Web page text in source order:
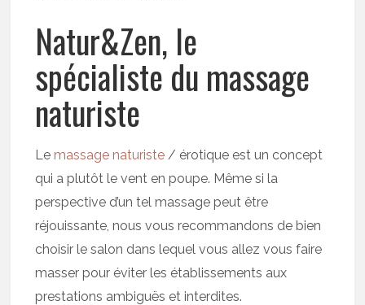
Natur&Zen, le
spécialiste du massage
naturiste
Le massage naturiste / érotique est un concept
qui a plutôt le vent en poupe. Même si la
perspective d’un tel massage peut être
réjouissante, nous vous recommandons de bien
choisir le salon dans lequel vous allez vous faire
masser pour éviter les établissements aux
prestations ambiguës et interdites.